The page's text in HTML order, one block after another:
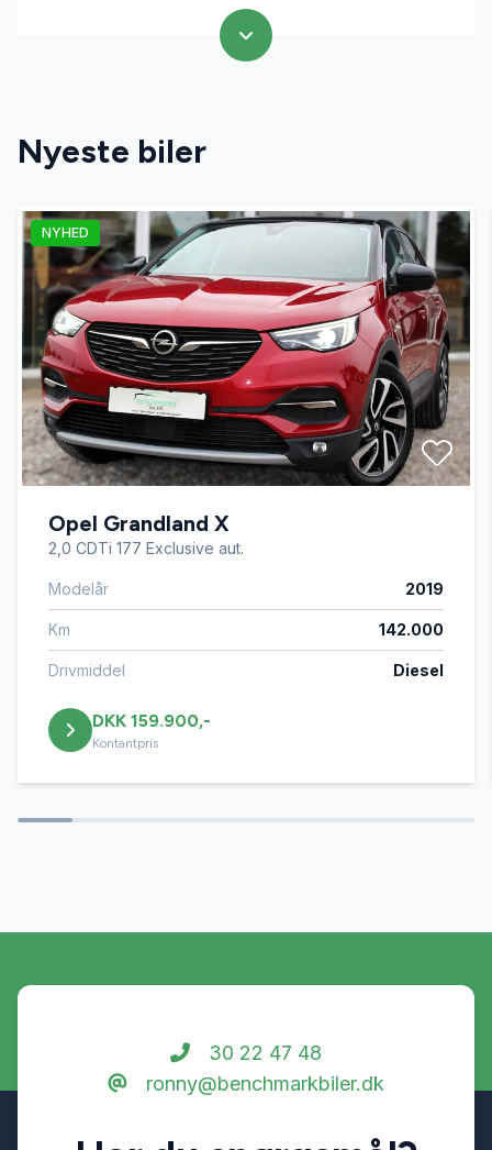
Nyeste biler
NYHED
Opel Grandland X
2,0 CDTi 177 Exclusive aut.
Modelår 2019
Km 142.000
Drivmiddel Diesel
DKK 159.900,-
Kontantpris
30 22 47 48
ronny@benchmarkbiler.dk